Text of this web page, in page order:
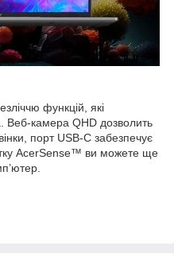
функцій, які
Веб-камера QHD дозволить
порт USB-C забезпечує
AcerSense™ ви можете ще